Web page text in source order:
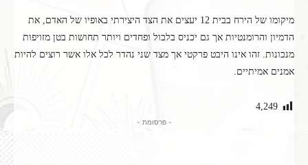
מיקומו של הירח בבית 12 יעצים את הצד היצירתי באופיו של האדם, את
הדמיון והרומנטיות אך גם יכניס בלבול ופחדים ויותר תחושות בטן מזויפות
מנכונות. זהו אינו היבט פרקטי אך מצד שני נהדר לכל אלו אשר רוצים להיות
אמנים אמיתיים.
4,249
- פרסומת -